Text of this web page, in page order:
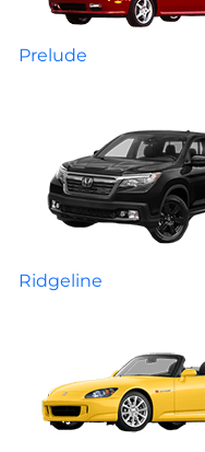
Prelude
Ridgeline